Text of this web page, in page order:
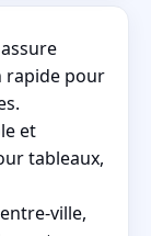
rapide pour
et
tableaux,
ville,